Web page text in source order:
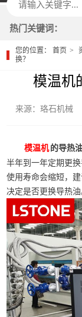
热门关键词：
您的位置：首页
换？
模温机
来源：珞石机械
模温机的导热
半年到一年定期更
使用寿命会缩短，
决定是否更换导热油